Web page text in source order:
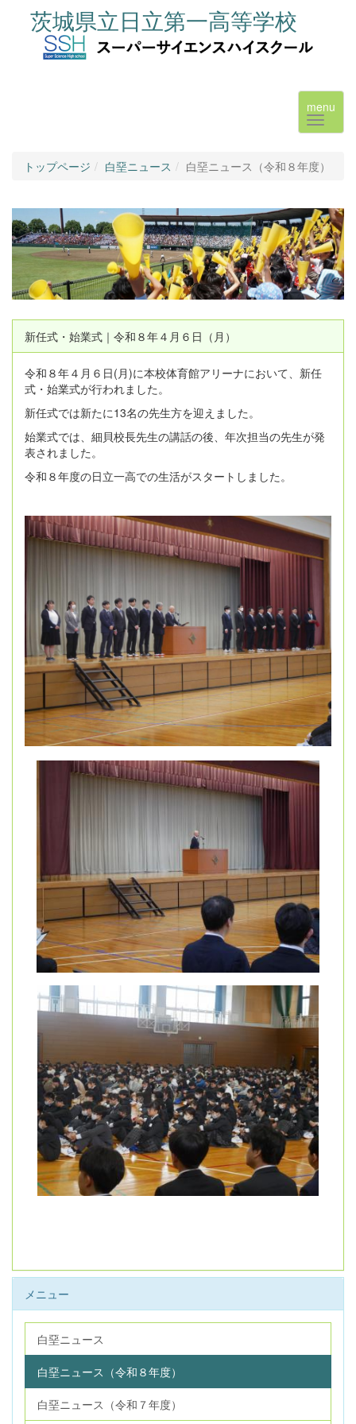
茨城県立日立第一高等学校
menu
トップページ 白堊ニュース 白堊ニュース（令和８年度）
新任式・始業式｜令和８年４月６日（月）
令和８年４月６日(月)に本校体育館アリーナにおいて、新任
式・始業式が行われました。
新任式では新たに13名の先生方を迎えました。
始業式では、細貝校長先生の講話の後、年次担当の先生が発
表されました。
令和８年度の日立一高での生活がスタートしました。
メニュー
白堊ニュース
白堊ニュース（令和８年度）
白堊ニュース（令和７年度）